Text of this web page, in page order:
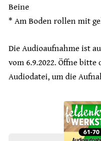
Beine
* Am Boden rollen mit
Die Audioaufnahme ist
vom 6.9.2022. Öffne
Audiodatei, um die